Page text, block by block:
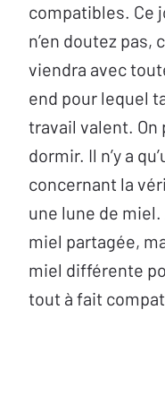
compatibles. Ce
n’en doutez pas,
viendra avec
end pour lequel
travail valent. On
dormir. Il n’y a
concernant la
une lune de miel.
miel partagée,
miel différente
tout à fait